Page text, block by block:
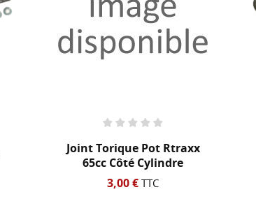
Joint Torique Pot Rtraxx
65cc Côté Cylindre
3,00 € TTC